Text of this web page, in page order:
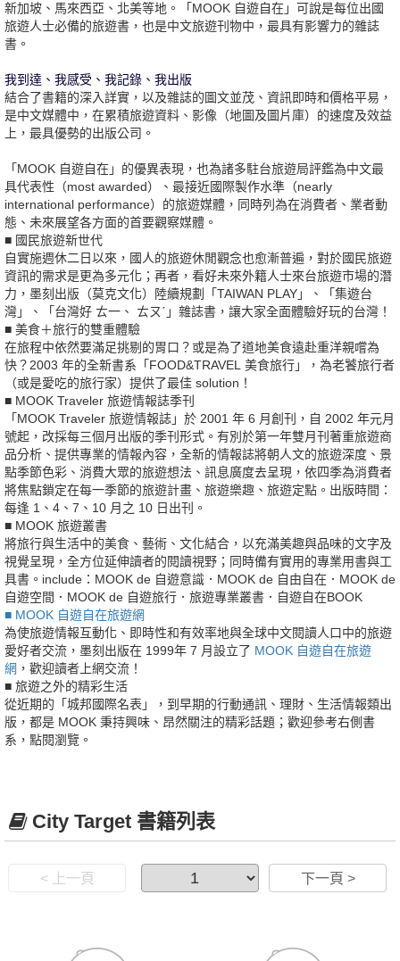
新加坡、馬來西亞、北美等地。「MOOK 自遊自在」可說是每位出國
旅遊人士必備的旅遊書，也是中文旅遊刊物中，最具有影響力的雜誌
書。
我到達、我感受、我記錄、我出版
結合了書籍的深入詳實，以及雜誌的圖文並茂、資訊即時和價格平易，
是中文媒體中，在累積旅遊資料、影像（地圖及圖片庫）的速度及效益
上，最具優勢的出版公司。
「MOOK 自遊自在」的優異表現，也為諸多駐台旅遊局評鑑為中文最
具代表性（most awarded）、最接近國際製作水準（nearly
international performance）的旅遊媒體，同時列為在消費者、業者動
態、未來展望各方面的首要觀察媒體。
■ 國民旅遊新世代
自實施週休二日以來，國人的旅遊休閒觀念也愈漸普遍，對於國民旅遊
資訊的需求是更為多元化；再者，看好未來外籍人士來台旅遊市場的潛
力，墨刻出版（莫克文化）陸續規劃「TAIWAN PLAY」、「集遊台
灣」、「台灣好 ㄊ一、 ㄊㄡˊ」雜誌書，讓大家全面體驗好玩的台灣！
■ 美食＋旅行的雙重體驗
在旅程中依然要滿足挑剔的胃口？或是為了道地美食遠赴重洋親嚐為
快？2003 年的全新書系「FOOD&TRAVEL 美食旅行」，為老饕旅行者
（或是愛吃的旅行家）提供了最佳 solution！
■ MOOK Traveler 旅遊情報誌季刊
「MOOK Traveler 旅遊情報誌」於 2001 年 6 月創刊，自 2002 年元月
號起，改採每三個月出版的季刊形式。有別於第一年雙月刊著重旅遊商
品分析、提供專業的情報內容，全新的情報誌將朝人文的旅遊深度、景
點季節色彩、消費大眾的旅遊想法、訊息廣度去呈現，依四季為消費者
將焦點鎖定在每一季節的旅遊計畫、旅遊樂趣、旅遊定點。出版時間：
每逢 1、4、7、10 月之 10 日出刊。
■ MOOK 旅遊叢書
將旅行與生活中的美食、藝術、文化結合，以充滿美趣與品味的文字及
視覺呈現，全方位延伸讀者的閱讀視野；同時備有實用的專業用書與工
具書。include：MOOK de 自遊意識．MOOK de 自由自在．MOOK de
自遊空間．MOOK de 自遊旅行．旅遊專業叢書．自遊自在BOOK
■ MOOK 自遊自在旅遊網
為使旅遊情報互動化、即時性和有效率地與全球中文閱讀人口中的旅遊
愛好者交流，墨刻出版在 1999年 7 月設立了 MOOK 自遊自在旅遊
網 ，歡迎讀者上網交流！
■ 旅遊之外的精彩生活
從近期的「城邦國際名表」，到早期的行動通訊、理財、生活情報類出
版，都是 MOOK 秉持興味、昂然關注的精彩話題；歡迎參考右側書
系，點閱瀏覽。
City Target 書籍列表
< 上一頁 下一頁 >